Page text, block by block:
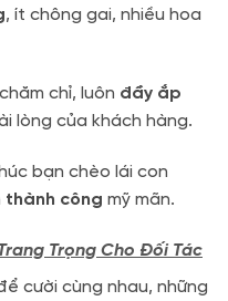
, ít chông gai, nhiều hoa
chỉ, luôn đầy ắp
lòng của khách hàng.
bạn chèo lái con
thành công mỹ mãn.
Trọng Cho Đối Tác
cười cùng nhau, những